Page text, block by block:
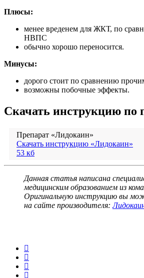
Плюсы:
менее вреденем для ЖКТ, по
НВПС
обычно хорошо переносится.
Минусы:
дорого стоит по сравнению
возможны побочные эффекты.
Скачать инструкцию по
Препарат «Лидокаин»
Скачать инструкцию «Лидокаин»
53 кб
Данная статья написана
медицинским образованием из
Оригинальную инструкцию вы
на сайте производителя: